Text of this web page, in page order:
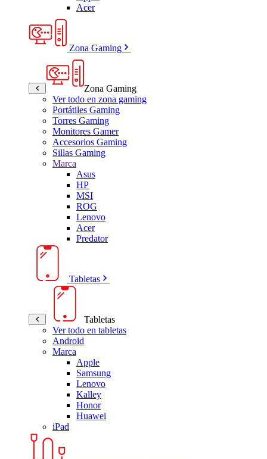
Acer
Zona Gaming
Zona Gaming
Ver todo en zona gaming
Portátiles Gaming
Torres Gaming
Monitores Gamer
Accesorios Gaming
Sillas Gaming
Marca
Asus
HP
MSI
ROG
Lenovo
Acer
Predator
Tabletas
Tabletas
Ver todo en tabletas
Android
Marca
Apple
Samsung
Lenovo
Kalley
Honor
Huawei
iPad